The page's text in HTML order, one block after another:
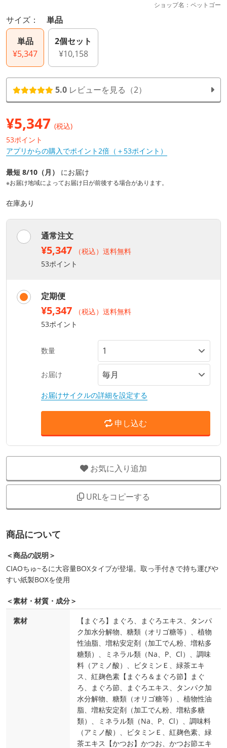
ショップ名：ペットゴー
サイズ： 単品
単品
¥5,347
2個セット
¥10,158
5.0 レビューを見る（2）
¥5,347 (税込)
53ポイント
アプリからの購入でポイント2倍（＋53ポイント）
最短 8/10（月） にお届け
※お届け地域によってお届け日が前後する場合があります。
在庫あり
通常注文
¥5,347
（税込）送料無料
53ポイント
定期便
¥5,347
（税込）送料無料
53ポイント
数量
お届け
お届けサイクルの詳細を設定する
申し込む
お気に入り追加
URLをコピーする
商品について
＜商品の説明＞
CIAOちゅ~るに大容量BOXタイプが登場。取っ手付きで持ち運びや
すい紙製BOXを使用
＜素材・材質・成分＞
素材
【まぐろ】まぐろ、まぐろエキス、タンパ
ク加水分解物、糖類（オリゴ糖等）、植物
性油脂、増粘安定剤（加工でん粉、増粘多
糖類）、ミネラル類（Na、P、Cl）、調味
料（アミノ酸）、ビタミンＥ、緑茶エキ
ス、紅麹色素【まぐろ＆まぐろ節】まぐ
ろ、まぐろ節、まぐろエキス、タンパク加
水分解物、糖類（オリゴ糖等）、植物性油
脂、増粘安定剤（加工でん粉、増粘多糖
類）、ミネラル類（Na、P、Cl）、調味料
（アミノ酸）、ビタミンＥ、紅麹色素、緑
茶エキス【かつお】かつお、かつお節エキ